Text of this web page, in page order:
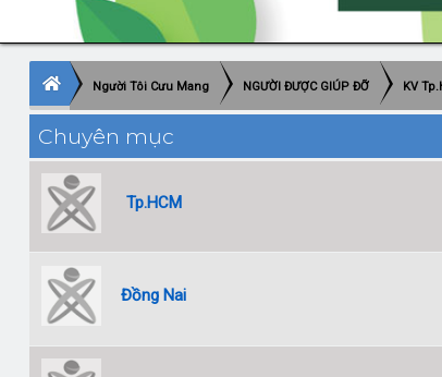
Người Tôi Cưu Mang NGƯỜI ĐƯỢC GIÚP ĐỠ KV
Chuyên mục
Tp.HCM
Đồng Nai